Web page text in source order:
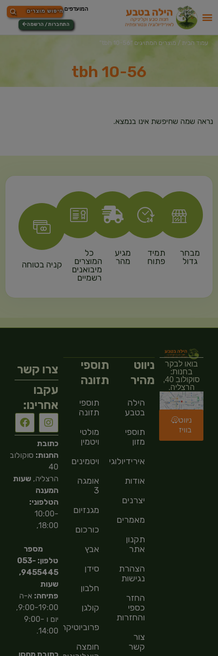
התחברות / הרשמה
עמוד הבית / מוצרים המתויגים “tbh 10-56”
tbh 10-56
נראה שמה שחיפשת אינו בנמצא.
מבחר
גדול
תמיד
פתוח
מגיע
מהר
כל
המוצרים
מיבואנים
רשמיים
קניה בטוחה
בואו לבקר
בחנות:
סוקולוב 40,
הרצליה.
ניווט
בוויז
ניווט
מהיר
הילה
בטבע
תוספי
מזון
אירידיולוגיה
אודות
יצרנים
מאמרים
תקנון
אתר
הצהרת
נגישות
החזר
כספי
והחזרות
צור
קשר
תוספי
תזונה
תוספי
תזונה
מולטי
ויטמין
ויטמינים
אומגה
3
מגנזיום
כורכום
אבץ
סידן
חלבון
קולגן
פרוביוטיקה
חומצה
צרו קשר
עקבו
אחרינו:
כתובת
החנות: סוקולוב
40
הרצליה,שעות
המענה
הטלפוני:
10:00-
18:00,
מספר
טלפון: 053-
9455445,
שעות
פתיחה: א-ה
9:00-19:00,
יום ו 9:00-
14:00.